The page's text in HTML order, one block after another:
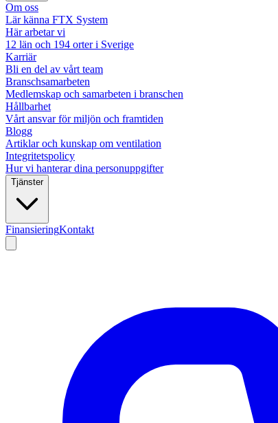
Om oss
Lär känna FTX System
Här arbetar vi
12 län och 194 orter i Sverige
Karriär
Bli en del av vårt team
Branschsamarbeten
Medlemskap och samarbeten i branschen
Hållbarhet
Vårt ansvar för miljön och framtiden
Blogg
Artiklar och kunskap om ventilation
Integritetspolicy
Hur vi hanterar dina personuppgifter
Tjänster
FinansieringKontakt